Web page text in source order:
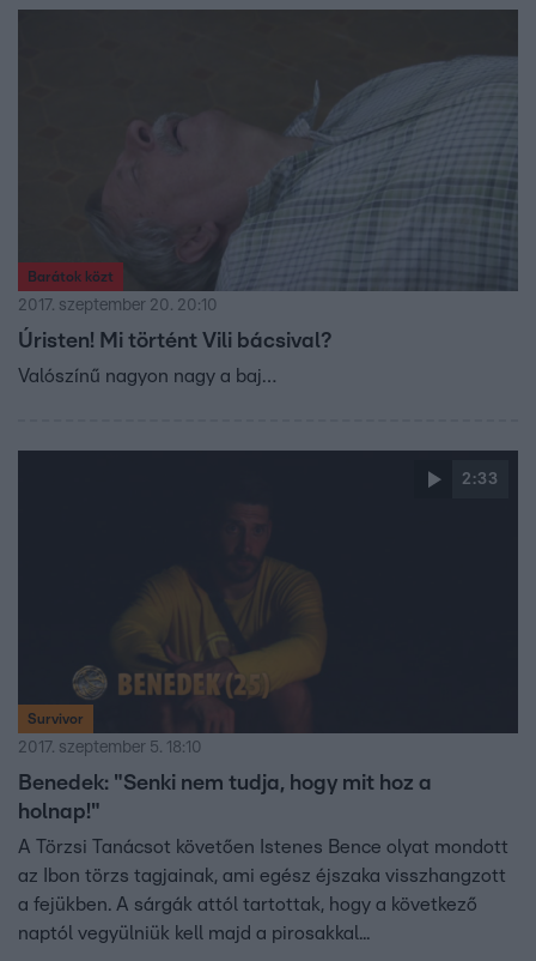
Barátok közt
2017. szeptember 20. 20:10
Úristen! Mi történt Vili bácsival?
Valószínű nagyon nagy a baj…
2:33
Survivor
2017. szeptember 5. 18:10
Benedek: "Senki nem tudja, hogy mit hoz a
holnap!"
A Törzsi Tanácsot követően Istenes Bence olyat mondott
az Ibon törzs tagjainak, ami egész éjszaka visszhangzott
a fejükben. A sárgák attól tartottak, hogy a következő
naptól vegyülniük kell majd a pirosakkal...